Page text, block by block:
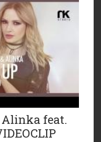
feat.